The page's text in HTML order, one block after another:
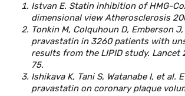
Istvan E. Statin inhibition of HMG-
dimensional view Atherosclerosis
Tonkin M, Colquhoun D, Emberson
pravastatin in 3260 patients with
results from the LIPID study. Lancet
75.
Ishikava K, Tani S, Watanabe I, et al.
pravastatin on coronary plaque